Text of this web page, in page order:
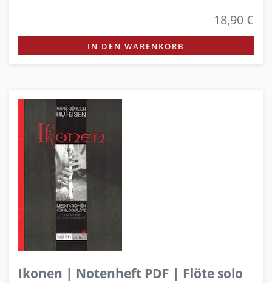
18,90 €
IN DEN WARENKORB
Ikonen | Notenheft PDF | Flöte solo